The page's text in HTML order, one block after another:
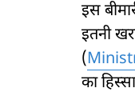
इस
इतनी
(
का